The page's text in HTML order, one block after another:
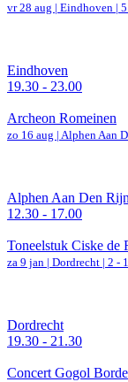
vr 28 aug | Eindhoven |
Eindhoven
19.30 - 23.00
Archeon Romeinen
zo 16 aug | Alphen Aan
Alphen Aan Den Rijn
12.30 - 17.00
Toneelstuk Ciske de
za 9 jan | Dordrecht | 2 -
Dordrecht
19.30 - 21.30
Concert Gogol